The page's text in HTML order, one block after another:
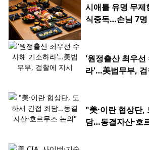
시애틀 유명 무
식중독…손님 7명
'원정출산 최우선
라'…美법무부, 검
"美·이란 협상단,
담…동결자산·호